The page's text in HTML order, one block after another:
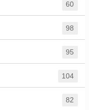
60
98
95
104
82